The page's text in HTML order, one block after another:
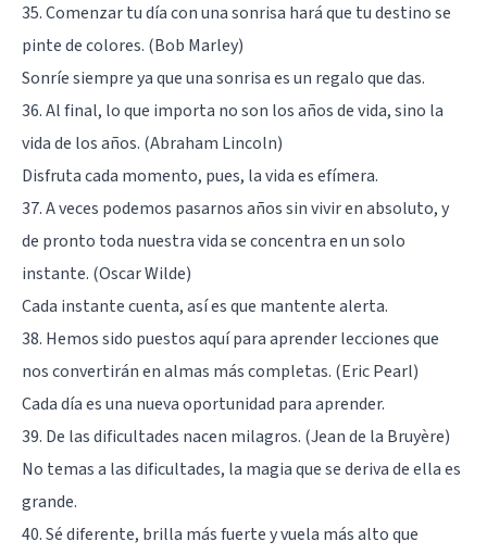
35. Comenzar tu día con una sonrisa hará que tu destino se
pinte de colores. (Bob Marley)
Sonríe siempre ya que una sonrisa es un regalo que das.
36. Al final, lo que importa no son los años de vida, sino la
vida de los años. (Abraham Lincoln)
Disfruta cada momento, pues, la vida es efímera.
37. A veces podemos pasarnos años sin vivir en absoluto, y
de pronto toda nuestra vida se concentra en un solo
instante. (Oscar Wilde)
Cada instante cuenta, así es que mantente alerta.
38. Hemos sido puestos aquí para aprender lecciones que
nos convertirán en almas más completas. (Eric Pearl)
Cada día es una nueva oportunidad para aprender.
39. De las dificultades nacen milagros. (Jean de la Bruyère)
No temas a las dificultades, la magia que se deriva de ella es
grande.
40. Sé diferente, brilla más fuerte y vuela más alto que